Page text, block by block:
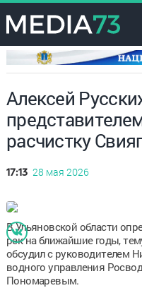
Алексей
расчистку
17:13 28 мая 2026
В Ульяновской области
рек на ближайшие годы,
обсудил с руководителем
водного управления
Пономаревым.